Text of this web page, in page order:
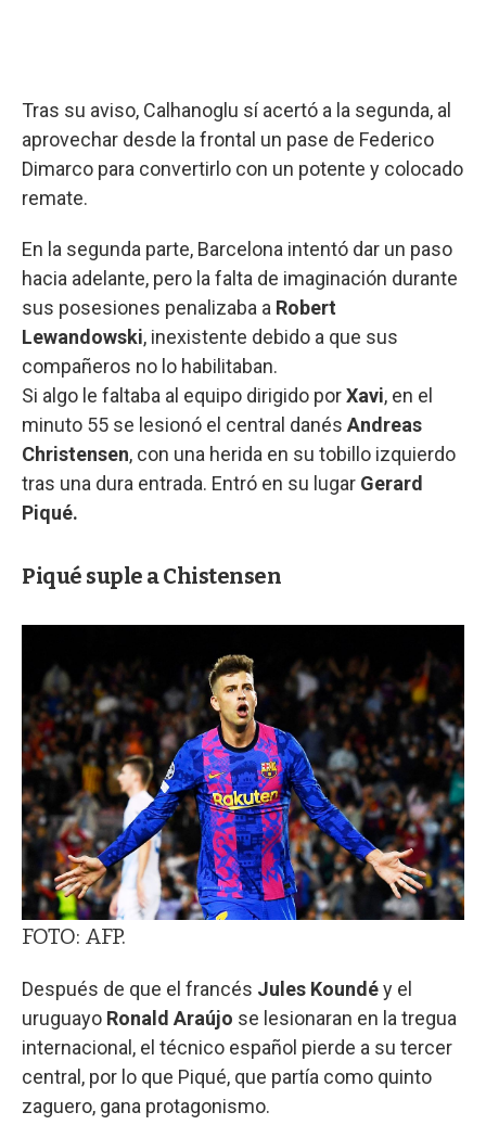
Tras su aviso, Calhanoglu sí acertó a la segunda, al
aprovechar desde la frontal un pase de Federico
Dimarco para convertirlo con un potente y colocado
remate.
En la segunda parte, Barcelona intentó dar un paso
hacia adelante, pero la falta de imaginación durante
sus posesiones penalizaba a Robert
Lewandowski, inexistente debido a que sus
compañeros no lo habilitaban.
Si algo le faltaba al equipo dirigido porXavi, en el
minuto 55 se lesionó el central danés Andreas
Christensen, con una herida en su tobillo izquierdo
tras una dura entrada. Entró en su lugar Gerard
Piqué.
Piqué suple a Chistensen
FOTO: AFP.
Después de que el francés Jules Koundéy el
uruguayo Ronald Araújo se lesionaran en la tregua
internacional, el técnico español pierde a su tercer
central, por lo que Piqué, que partía como quinto
zaguero, gana protagonismo.